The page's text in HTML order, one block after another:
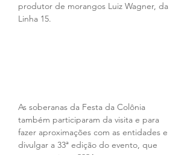
produtor de morangos Luiz Wagner, da
Linha 15.
As soberanas da Festa da Colônia
também participaram da visita e para
fazer aproximações com as entidades e
divulgar a 33ª edição do evento, que